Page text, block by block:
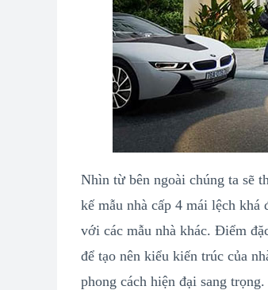
Nhìn từ bên ngoài chúng ta sẽ
kế mẫu nhà cấp 4 mái lệch
với các mẫu nhà khác. Điểm
để tạo nên kiểu kiến trúc của
phong cách hiện đại sang trọng.